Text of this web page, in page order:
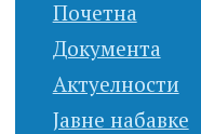
Почетна
Документа
Актуелности
Јавне набавке